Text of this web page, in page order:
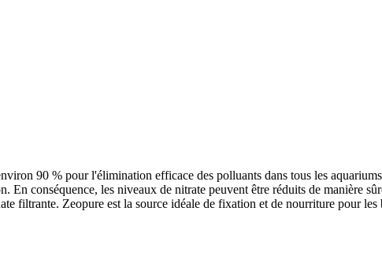
90 % pour l'élimination efficace des polluants dans tous les
conséquence, les niveaux de nitrate peuvent être réduits de manière
filtrante. Zeopure est la source idéale de fixation et de nourriture pour